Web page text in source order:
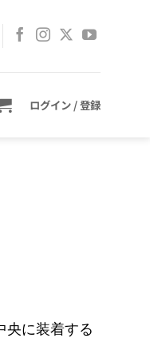
ログイン / 登録
央に装着する